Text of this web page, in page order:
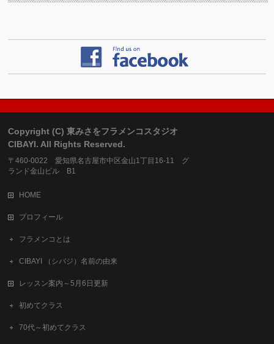
Copyright (C) 東みさをフラメンコスタジオ
CIBAYI. All Rights Reserved.
〒460-0022 愛知県名古屋市中区金山1丁目16-11 グ
ランド金山ビル B1
HOME
プロフィール
フラメンコとは
CIBAYI （シバジ）名前の由来
レッスン案内～5月6日更新
初めてクラス
70代～初めてクラス